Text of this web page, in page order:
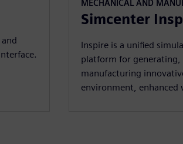
MECHANICAL AND
Simcenter
Inspire is a unified
platform for
manufacturing
environment, enhanced